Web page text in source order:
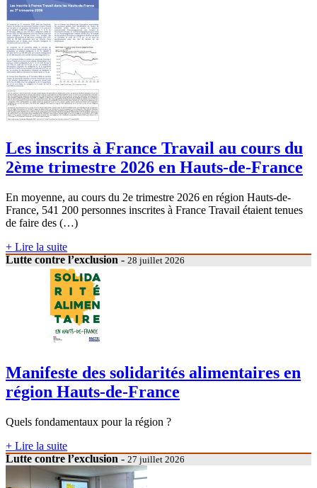
Les inscrits à France Travail au cours du
2ème trimestre 2026 en Hauts-de-France
En moyenne, au cours du 2e trimestre 2026 en région Hauts-de-
France, 541 200 personnes inscrites à France Travail étaient tenues
de faire des (…)
+ Lire la suite
Lutte contre l’exclusion - 28 juillet 2026
Manifeste des solidarités alimentaires en
région Hauts-de-France
Quels fondamentaux pour la région ?
+ Lire la suite
Lutte contre l’exclusion - 27 juillet 2026